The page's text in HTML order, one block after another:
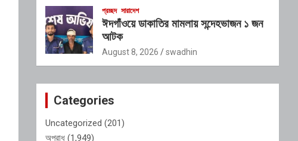
প্রচ্ছদ সারাদেশ
ঈদগাঁওয়ে ডাকাতির মামলায় সন্দেহভাজন ১ জন
আটক
August 8, 2026 swadhin
Categories
Uncategorized (201)
অপরাধ (1,949)